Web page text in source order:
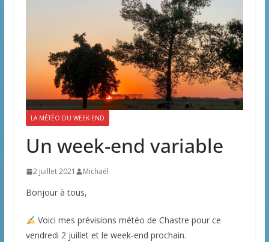
LA MÉTÉO DU WEEK-END
Un week-end variable
2 juillet 2021 Michaël
Bonjour à tous,
Voici mes prévisions météo de Chastre pour ce
vendredi 2 juillet et le week-end prochain.